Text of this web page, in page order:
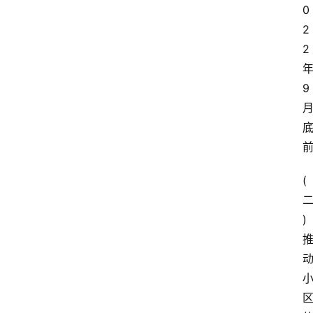
0
2
2
年
9
月
底
前
(
二
)
推
动
小
区